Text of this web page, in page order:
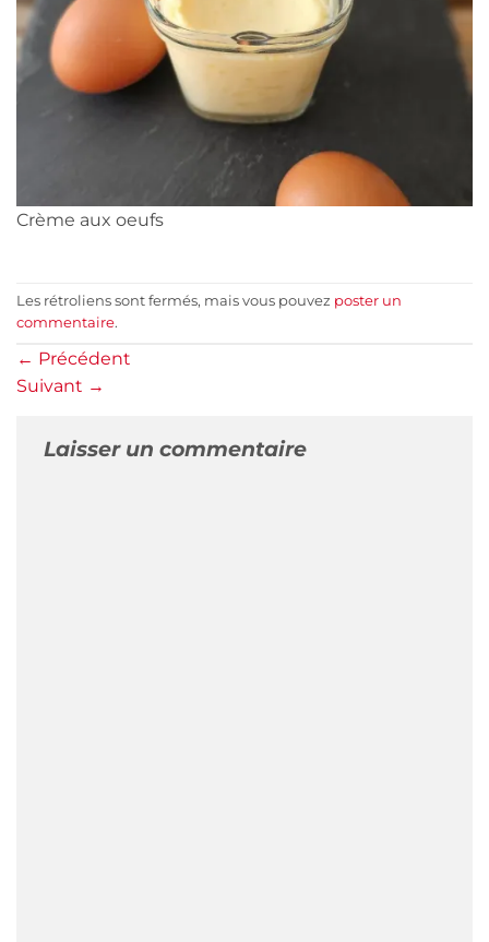
Crème aux oeufs
Les rétroliens sont fermés, mais vous pouvez poster un
commentaire.
← Précédent
Suivant →
Laisser un commentaire